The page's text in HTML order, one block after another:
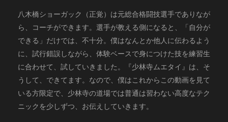
八木橋ショーガック（正覚）は元総合格闘技選手でありなが
ら、コーチができます。選手が教える側になると、「自分が
できる」だけでは、不十分。僕はなんとか他人に伝わるよう
に、試行錯誤しながら、体験ベースで身につけた技を練習生
に合わせて、試していきました。『少林寺ムエタイ』は、そ
うして、できてます。なので、僕はこれからこの動画を見て
いる方限定で、少林寺の道場では普通は習わない高度なテク
ニックを少しずつ、お伝えしていきます。